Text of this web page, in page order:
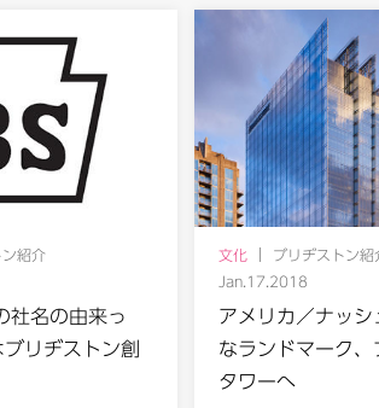
社名の由来っ
リヂストン創
ン紹介
アメリカ／ナッシ
なランドマーク、
タワーへ
文化
ブリヂストン紹
Jan.17.2018